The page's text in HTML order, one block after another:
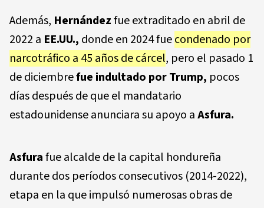
Además, Hernándezfue extraditado en abril de
2022 a EE.UU., donde en 2024 fuecondenado por
narcotráfico a 45 años de cárcel, pero el pasado 1
de diciembrefue indultado porTrump, pocos
días después de que el mandatario
estadounidense anunciara su apoyo aAsfura.
Asfurafue alcalde de la capital hondureña
durante dos períodos consecutivos (2014-2022),
etapa en la que impulsó numerosas obras de